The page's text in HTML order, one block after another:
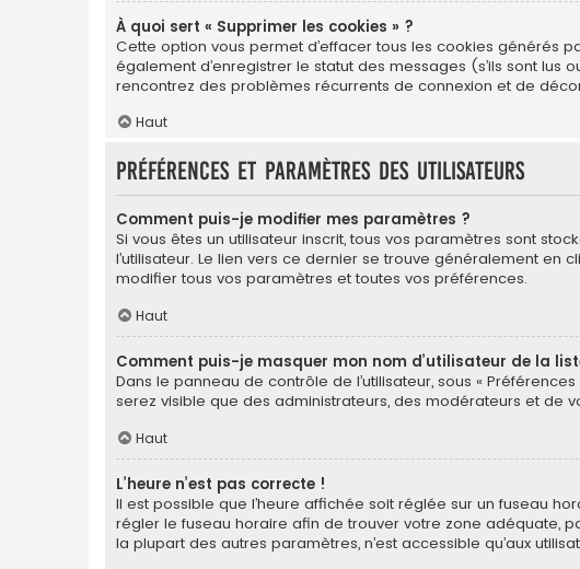
À quoi sert « Supprimer les cookies » ?
Cette option vous permet d’effacer tous les cookies générés
également d’enregistrer le statut des messages (s’ils sont
rencontrez des problèmes récurrents de connexion et de
Haut
Préférences et paramètres des utilisateurs
Comment puis-je modifier mes paramètres ?
Si vous êtes un utilisateur inscrit, tous vos paramètres sont
l’utilisateur. Le lien vers ce dernier se trouve généralement en
modifier tous vos paramètres et toutes vos préférences.
Haut
Comment puis-je masquer mon nom d’utilisateur de la
Dans le panneau de contrôle de l’utilisateur, sous «
serez visible que des administrateurs, des modérateurs et de
Haut
L’heure n’est pas correcte !
Il est possible que l’heure affichée soit réglée sur un fuseau
régler le fuseau horaire afin de trouver votre zone adéquate,
la plupart des autres paramètres, n’est accessible qu’aux